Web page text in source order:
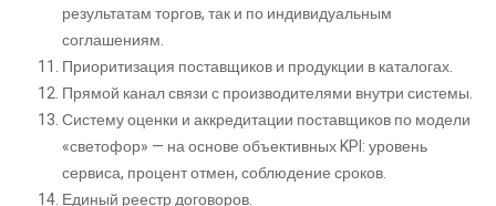
результатам торгов, так и по индивидуальным
соглашениям.
Приоритизация поставщиков и продукции в каталогах.
Прямой канал связи с производителями внутри системы.
Систему оценки и аккредитации поставщиков по модели
«светофор» — на основе объективных KPI: уровень
сервиса, процент отмен, соблюдение сроков.
Единый реестр договоров.